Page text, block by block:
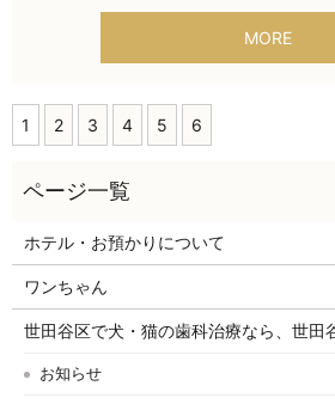
MORE
1 2 3 4 5 6
ホテル・お預かりについて
ワンちゃん
世田谷区で犬・猫の歯科治療なら、世田
お知らせ